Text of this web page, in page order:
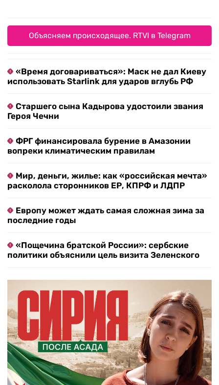
Объясняем происходящее. RTVI в Telegram
«Время договариваться»: Маск не дал Киеву
использовать Starlink для ударов вглубь РФ
Старшего сына Кадырова удостоили звания
Героя Чечни
ФРГ финансировала бурение в Амазонии
вопреки климатическим правилам
Мир, деньги, жилье: как «российская мечта»
расколола сторонников ЕР, КПРФ и ЛДПР
Европу может ждать самая сложная зима за
последние годы
«Пощечина братской России»: сербские
политики объяснили цель визита Зеленского